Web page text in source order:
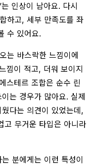
인상이 남아요. 다시
하고, 세부 만족도를 좌
수 있어요.
는 바스락한 느낌이에
낌이 적고, 더워 보이지
스테르 조합은 순수 린
는 경우가 많아요. 실제
다는 의견이 있었는데,
고 무거운 타입은 아니라
분에게는 이런 특성이